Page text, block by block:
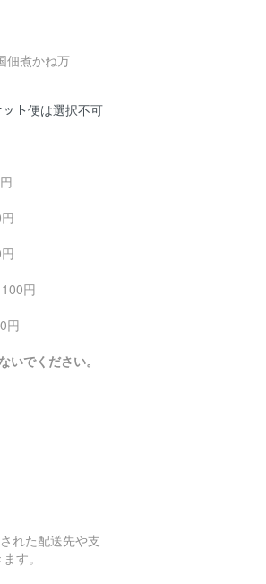
佃煮かね万
ト便は選択不可
円
円
いでください。
れた配送先や支
す。